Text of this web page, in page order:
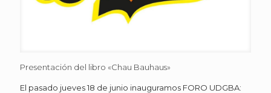
Presentación del libro «Chau Bauhaus»
El pasado jueves 18 de junio inauguramos FORO UDGBA: